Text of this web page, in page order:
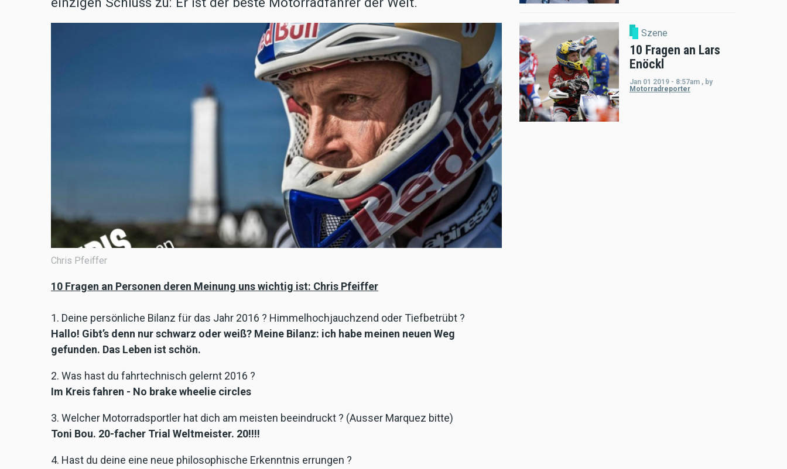
Chris Pfeiffer
10 Fragen an Personen deren Meinung uns wichtig ist: Chris Pfeiffer
1. ​Deine persönliche Bilanz für das Jahr 2016 ? Himmelhochjauchzend oder Tiefbetrübt ?
Hallo! Gibt’s denn nur schwarz oder weiß? Meine Bilanz: ich habe meinen neuen Weg
gefunden. Das Leben ist schön.
2. Was hast du fahrtechnisch gelernt 2016 ?
Im Kreis fahren - No brake wheelie circles
3. Welcher Motorradsportler hat dich am meisten beeindruckt ? (Ausser Marquez bitte)
Toni Bou. 20-facher Trial Weltmeister. 20!!!!
4. Hast du deine eine neue philosophische Erkenntnis errungen ?
Szene
10 Fragen an Lars
Enöckl
Jan 01 2019 - 8:57am , by
Motorradreporter